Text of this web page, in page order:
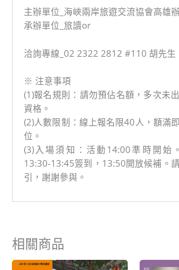
主辦單位_海峽兩岸旅遊交流協會高雄
承辦單位_旅讀or
洽詢專線_02 2322 2812 #110 胡先生
※ 注意事項
(1)報名規則：請勿預佔名額，多次未
資格。
(2)人數限制：線上報名限40人，額滿
位。
(3)入場須知：活動14:00準時開始
13:30-13:45簽到，13:50開放候補。
引，謝謝參與。
相關商品